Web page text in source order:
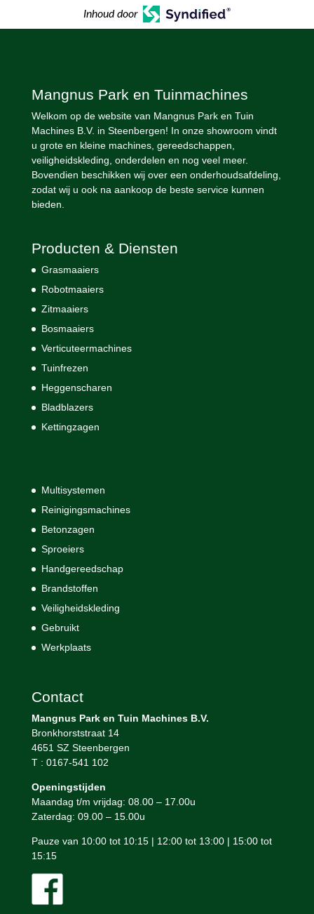
Inhoud door
Mangnus Park en Tuinmachines
Welkom op de website van Mangnus Park en Tuin
Machines B.V. in Steenbergen! In onze showroom vindt
u grote en kleine machines, gereedschappen,
veiligheidskleding, onderdelen en nog veel meer.
Bovendien beschikken wij over een onderhoudsafdeling,
zodat wij u ook na aankoop de beste service kunnen
bieden.
Producten & Diensten
Grasmaaiers
Robotmaaiers
Zitmaaiers
Bosmaaiers
Verticuteermachines
Tuinfrezen
Heggenscharen
Bladblazers
Kettingzagen
Multisystemen
Reinigingsmachines
Betonzagen
Sproeiers
Handgereedschap
Brandstoffen
Veiligheidskleding
Gebruikt
Werkplaats
Contact
Mangnus Park en Tuin Machines B.V.
Bronkhorststraat 14
4651 SZ Steenbergen
T : 0167-541 102
Openingstijden
Maandag t/m vrijdag: 08.00 – 17.00u
Zaterdag: 09.00 – 15.00u
Pauze van 10:00 tot 10:15 | 12:00 tot 13:00 | 15:00 tot
15:15